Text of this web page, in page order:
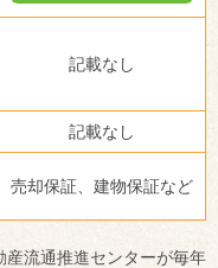
記載なし
記載なし
売却保証、建物保証など
産流通推進センターが毎年